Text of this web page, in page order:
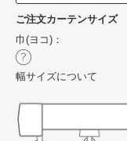
ご注文カーテンサイズ
巾(ヨコ)：
幅サイズについて